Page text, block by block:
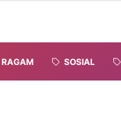
RAGAM SOSIAL